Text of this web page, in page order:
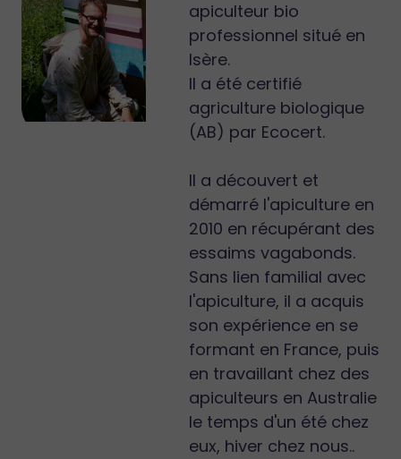
apiculteur bio
professionnel situé en
Isère.
Il a été certifié
agriculture biologique
(AB) par Ecocert.
Il a découvert et
démarré l'apiculture en
2010 en récupérant des
essaims vagabonds.
Sans lien familial avec
l'apiculture, il a acquis
son expérience en se
formant en France, puis
en travaillant chez des
apiculteurs en Australie
le temps d'un été chez
eux, hiver chez nous..